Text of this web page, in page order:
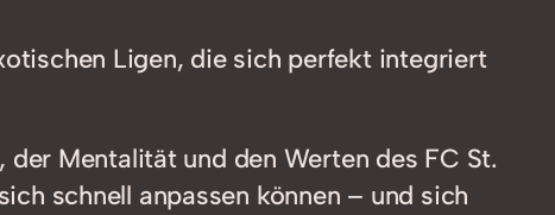
Ligen, die sich perfekt integriert
Mentalität und den Werten des FC St.
schnell anpassen können – und sich